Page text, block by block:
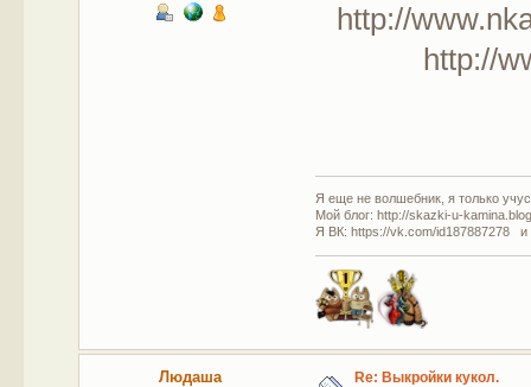
http://
http://
Я еще не волшебник, я только
Мой блог: http://skazki-u-
Я ВК: https://vk.com/id187887278 и
Людаша Re: Выкройки кукол.